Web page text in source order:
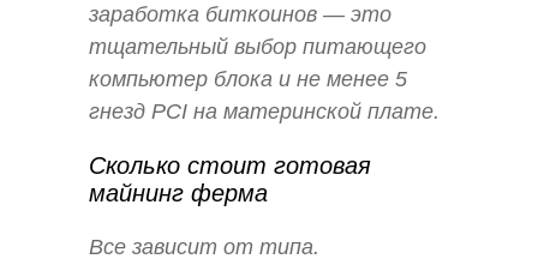
заработка биткоинов — это
тщательный выбор питающего
компьютер блока и не менее 5
гнезд PCI на материнской плате.
Сколько стоит готовая
майнинг ферма
Все зависит от типа.